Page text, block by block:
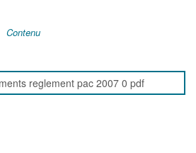
Contenu